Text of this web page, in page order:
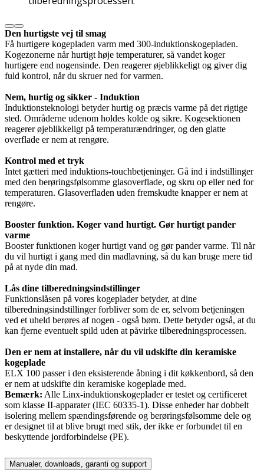
Den hurtigste vej til smag
Få hurtigere kogepladen varm med 300-induktionskogepladen.
Kogezonerne når hurtigt høje temperaturer, så vandet koger
hurtigere end nogensinde. Den reagerer øjeblikkeligt og giver dig
fuld kontrol, når du skruer ned for varmen.
Nem, hurtig og sikker - Induktion
Induktionsteknologi betyder hurtig og præcis varme på det rigtige
sted. Områderne udenom holdes kolde og sikre. Kogesektionen
reagerer øjeblikkeligt på temperaturændringer, og den glatte
overflade er nem at rengøre.
Kontrol med et tryk
Intet gætteri med induktions-touchbetjeninger. Gå ind i indstillinger
med den berøringsfølsomme glasoverflade, og skru op eller ned for
temperaturen. Glasoverfladen uden fremskudte knapper er nem at
rengøre.
Booster funktion. Koger vand hurtigt. Gør hurtigt pander
varme
Booster funktionen koger hurtigt vand og gør pander varme. Til når
du vil hurtigt i gang med din madlavning, så du kan bruge mere tid
på at nyde din mad.
Lås dine tilberedningsindstillinger
Funktionslåsen på vores kogeplader betyder, at dine
tilberedningsindstillinger forbliver som de er, selvom betjeningen
ved et uheld berøres af nogen - også børn. Dette betyder også, at du
kan fjerne eventuelt spild uden at påvirke tilberedningsprocessen.
Den er nem at installere, når du vil udskifte din keramiske
kogeplade
ELX 100 passer i den eksisterende åbning i dit køkkenbord, så den
er nem at udskifte din keramiske kogeplade med.
Bemærk: Alle Linx-induktionskogeplader er testet og certificeret
som klasse II-apparater (IEC 60335-1). Disse enheder har dobbelt
isolering mellem spændingsførende og berøringsfølsomme dele og
er designet til at blive brugt med stik, der ikke er forbundet til en
beskyttende jordforbindelse (PE).
Manualer, downloads, garanti og support